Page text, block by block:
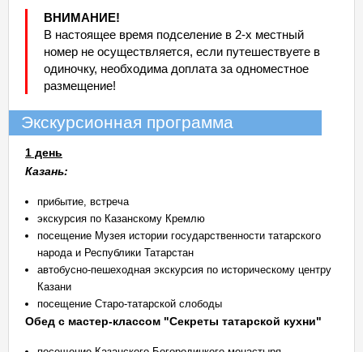
ВНИМАНИЕ!
В настоящее время подселение в 2-х местный
номер не осуществляется, если путешествуете в
одиночку, необходима доплата за одноместное
размещение!
Экскурсионная программа
1 день
Казань:
прибытие, встреча
экскурсия по Казанскому Кремлю
посещение Музея истории государственности татарского
народа и Республики Татарстан
автобусно-пешеходная экскурсия по историческому центру
Казани
посещение Старо-татарской слободы
Обед с мастер-классом "Секреты татарской кухни"